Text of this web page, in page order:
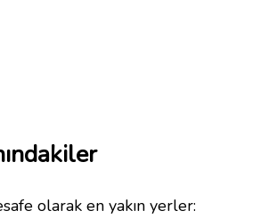
olarak en yakın yerler: